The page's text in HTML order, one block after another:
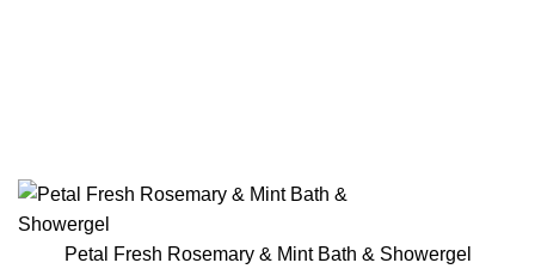
Petal Fresh Rosemary & Mint Bath & Showergel